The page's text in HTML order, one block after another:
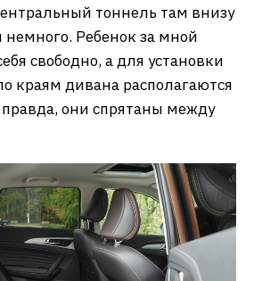
тоннель там внизу
немного. Ребенок за мной
свободно, а для установки
краям дивана располагаются
они спрятаны между